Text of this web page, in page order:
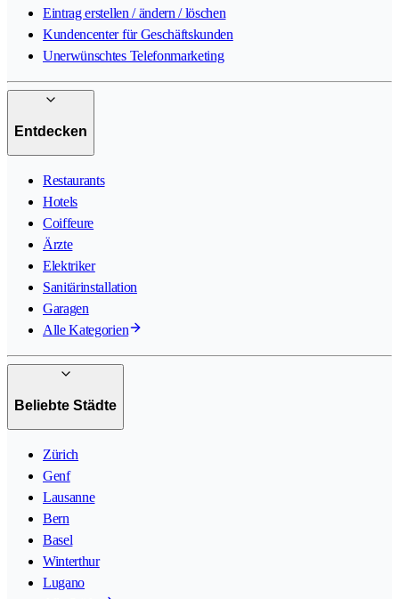
Eintrag erstellen / ändern / löschen
Kundencenter für Geschäftskunden
Unerwünschtes Telefonmarketing
Entdecken
Restaurants
Hotels
Coiffeure
Ärzte
Elektriker
Sanitärinstallation
Garagen
Alle Kategorien
Beliebte Städte
Zürich
Genf
Lausanne
Bern
Basel
Winterthur
Lugano